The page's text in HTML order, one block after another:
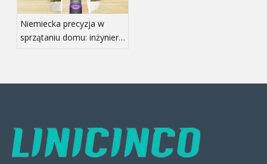
Niemiecka precyzja w
sprzątaniu domu: inżynieria